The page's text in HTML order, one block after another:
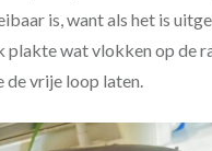
is, want als het is
plakte wat vlokken op de
de vrije loop laten.